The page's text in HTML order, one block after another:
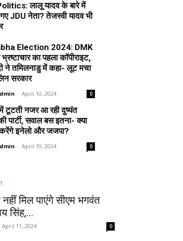
लालू यादव के बारे में
JDU नेता? तेजस्वी यादव भी
Election 2024: DMK
का पहला कॉपीराइट,
ने तमिलनाडु में कहा- लूट मचा
सरकार
- April 10, 2024 0
में टूटती नजर आ रही दुष्यंत
पार्टी, सवाल बस इतना- क्या
इनेलो और जजपा?
- April 10, 2024 0
मिल पाएंगे सीएम भगवंत
सिंह,...
April 11, 2024 0